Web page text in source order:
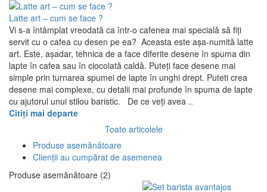
Latte art – cum se face ?
Vi s-a întâmplat vreodată ca într-o cafenea mai specială să fiți
servit cu o cafea cu desen pe ea? Aceasta este așa-numită latte
art. Este, așadar, tehnica de a face diferite desene în spuma din
lapte în cafea sau în ciocolată caldă. Puteți face desene mai
simple prin turnarea spumei de lapte în unghi drept. Puteti crea
desene mai complexe, cu detalii mai profunde în spuma de lapte
cu ajutorul unui stilou baristic. De ce veți avea ..
Citiți mai departe
Toate articolele
Produse asemănătoare
Clienții au cumpărat de asemenea
Produse asemănătoare (2)